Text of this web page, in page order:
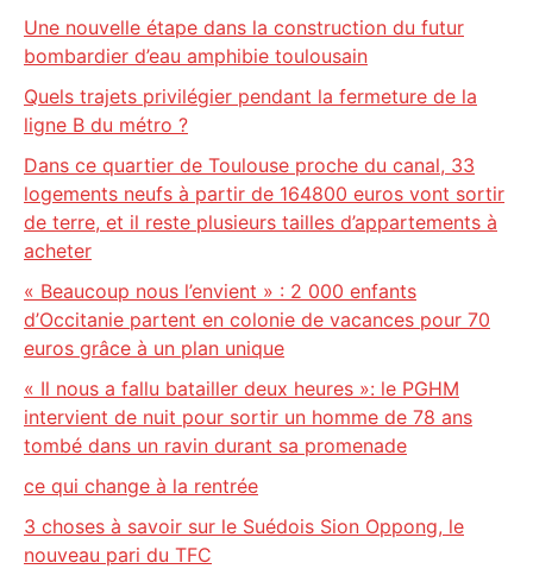
Une nouvelle étape dans la construction du futur
bombardier d’eau amphibie toulousain
Quels trajets privilégier pendant la fermeture de la
ligne B du métro ?
Dans ce quartier de Toulouse proche du canal, 33
logements neufs à partir de 164800 euros vont sortir
de terre, et il reste plusieurs tailles d’appartements à
acheter
« Beaucoup nous l’envient » : 2 000 enfants
d’Occitanie partent en colonie de vacances pour 70
euros grâce à un plan unique
« Il nous a fallu batailler deux heures »: le PGHM
intervient de nuit pour sortir un homme de 78 ans
tombé dans un ravin durant sa promenade
ce qui change à la rentrée
3 choses à savoir sur le Suédois Sion Oppong, le
nouveau pari du TFC